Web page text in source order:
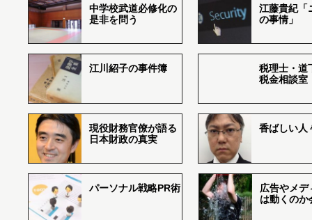
中学校武道必修化の
是非を問う
江藤貴紀「
の事情」
江川紹子の事件簿
税理士・道
税金相談室
現役財務官僚が語る
日本財政の真実
香ばしい
パーソナル戦略PR術
広告やメデ
は動くのか